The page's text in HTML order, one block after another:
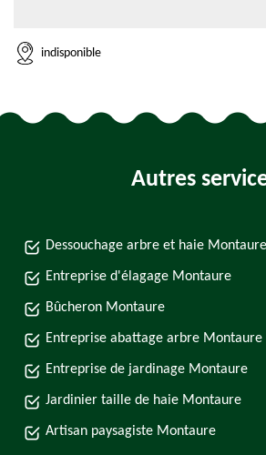
indisponible
Autres
Dessouchage arbre et haie Montaure
Entreprise d'élagage Montaure
Bûcheron Montaure
Entreprise abattage arbre Montaure
Entreprise de jardinage Montaure
Jardinier taille de haie Montaure
Artisan paysagiste Montaure